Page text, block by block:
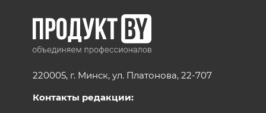
220005, г. Минск, ул. Платонова, 22-707
Контакты редакции: